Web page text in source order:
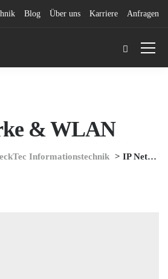
Blog Über uns Karriere Anfragen
& WLAN
Informationstechnik > IP Netzwerke & WLAN